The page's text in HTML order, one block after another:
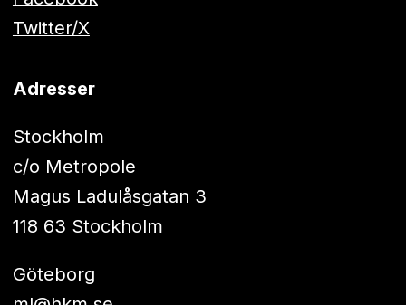
Twitter/X
Adresser
Stockholm
c/o Metropole
Magus Ladulåsgatan 3
118 63 Stockholm
Göteborg